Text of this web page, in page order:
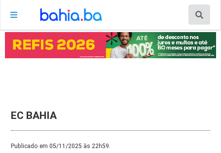
EC BAHIA
Publicado em 05/11/2025 às 22h59.